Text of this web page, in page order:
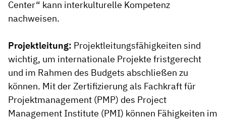
Center“ kann interkulturelle Kompetenz
nachweisen.
Projektleitung: Projektleitungsfähigkeiten sind
wichtig, um internationale Projekte fristgerecht
und im Rahmen des Budgets abschließen zu
können. Mit der Zertifizierung als Fachkraft für
Projektmanagement (PMP) des Project
Management Institute (PMI) können Fähigkeiten im